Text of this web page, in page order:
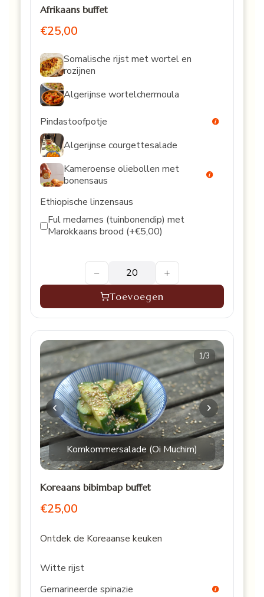
Afrikaans buffet
€25,00
Somalische rijst met wortel en
rozijnen
Algerijnse wortelchermoula
Pindastoofpotje
Algerijnse courgettesalade
Kameroense oliebollen met
bonensaus
Ethiopische linzensaus
Ful medames (tuinbonendip) met
Marokkaans brood (+€5,00)
−
+
Toevoegen
Komkommersalade (Oi Muchim)
1/3
Koreaans bibimbap buffet
€25,00
Ontdek de Koreaanse keuken
Witte rijst
Gemarineerde spinazie